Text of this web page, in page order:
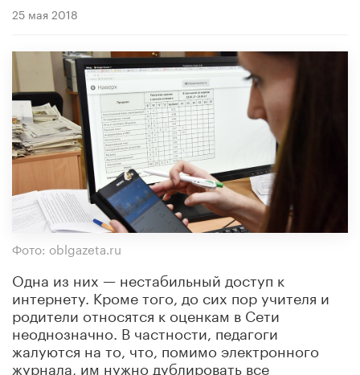
25 мая 2018
Фото: oblgazeta.ru
Одна из них — нестабильный доступ к
интернету. Кроме того, до сих пор учителя и
родители относятся к оценкам в Сети
неоднозначно. В частности, педагоги
жалуются на то, что, помимо электронного
журнала, им нужно дублировать все